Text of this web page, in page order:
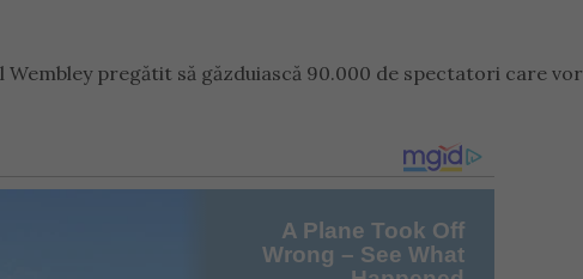
pregătit să găzduiască 90.000 de spectatori care vor